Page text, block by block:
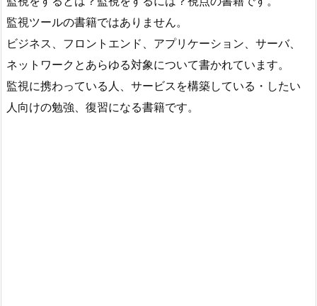
監視ツールの書籍ではありません。
ビジネス、フロントエンド、アプリケーション、サーバ、
ネットワークとあらゆる対象について書かれています。
監視に携わっている人、サービスを構築している・したい
人向けの勉強、復習になる書籍です。